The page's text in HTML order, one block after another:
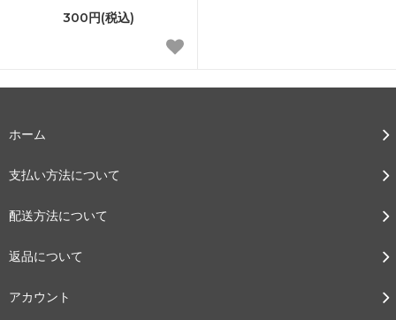
300円(税込)
ホーム
支払い方法について
配送方法について
返品について
アカウント